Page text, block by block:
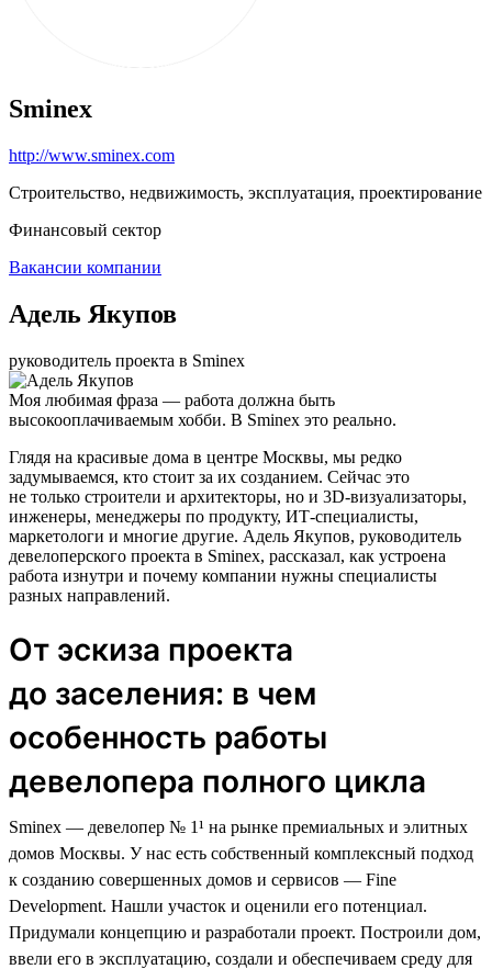
Sminex
http://www.sminex.com
Строительство, недвижимость, эксплуатация, проектирование
Финансовый сектор
Вакансии компании
Адель Якупов
руководитель проекта в Sminex
Моя любимая фраза — работа должна быть
высокооплачиваемым хобби. В Sminex это реально.
Глядя на красивые дома в центре Москвы, мы редко
задумываемся, кто стоит за их созданием. Сейчас это
не только строители и архитекторы, но и 3D-визуализаторы,
инженеры, менеджеры по продукту, ИТ-специалисты,
маркетологи и многие другие. Адель Якупов, руководитель
девелоперского проекта в Sminex, рассказал, как устроена
работа изнутри и почему компании нужны специалисты
разных направлений.
От эскиза проекта
до заселения: в чем
особенность работы
девелопера полного цикла
Sminex — девелопер № 1¹ на рынке премиальных и элитных
домов Москвы. У нас есть собственный комплексный подход
к созданию совершенных домов и сервисов — Fine
Development. Нашли участок и оценили его потенциал.
Придумали концепцию и разработали проект. Построили дом,
ввели его в эксплуатацию, создали и обеспечиваем среду для